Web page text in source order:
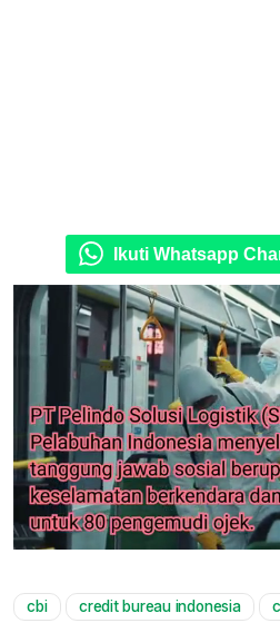
Ikuti Whatsapp
cbi credit bureau indonesia